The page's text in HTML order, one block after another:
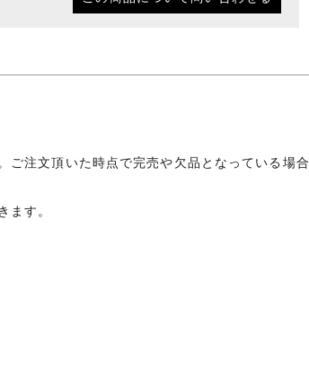
ご注文頂いた時点で完売や欠品となっている場合
ます。